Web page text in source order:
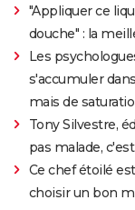
"Appliquer ce
douche" : la
Les
s'accumuler
mais de
Tony Silvestre,
pas malade,
Ce chef étoilé
choisir un bon